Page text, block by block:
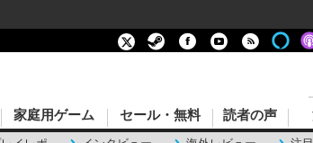
家庭用ゲーム セール・無料 読者の声